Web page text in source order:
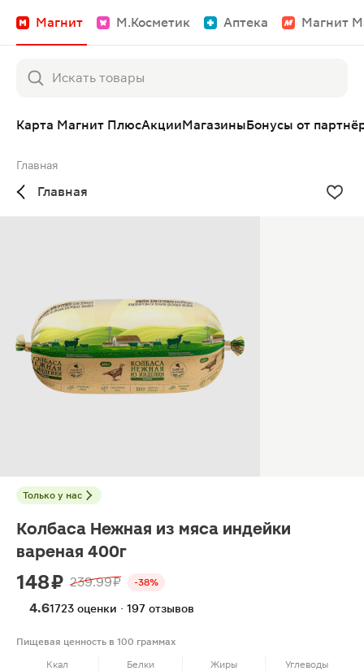
Магнит М.Косметик Аптека Магнит
Карта Магнит ПлюсАкцииМагазиныБонусы от
Главная
Главная
Только у нас
Колбаса Нежная из мяса индейки
вареная 400г
148 ₽ 239.99 ₽ -38%
4.61723 оценки · 197 отзывов
Пищевая ценность в 100 граммах
Ккал
Белки Жиры Углеводы